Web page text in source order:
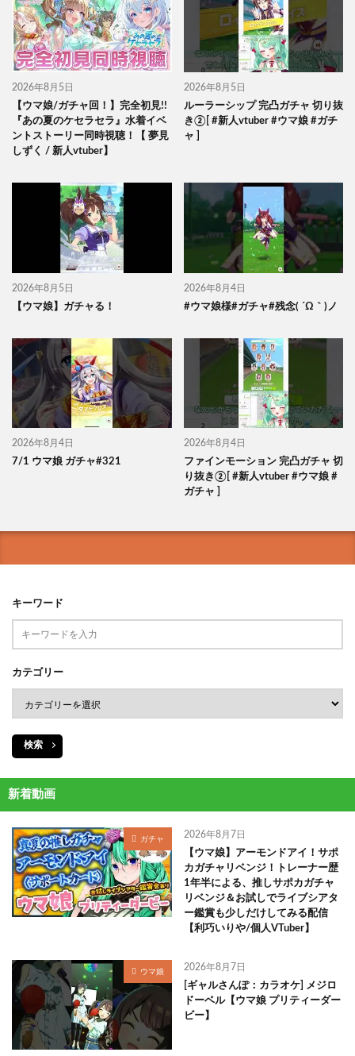
2026年8月5日
【ウマ娘/ガチャ回！】完全初見!!
『あの夏のケセラセラ』水着イベ
ントストーリー同時視聴！【 夢見
しずく / 新人vtuber】
2026年8月5日
ルーラーシップ 完凸ガチャ 切り抜
き②[ #新人vtuber #ウマ娘 #ガチ
ャ ]
2026年8月5日
【ウマ娘】ガチャる！
2026年8月4日
#ウマ娘様#ガチャ#残念( ´Ω｀)ノ
2026年8月4日
7/1 ウマ娘 ガチャ#321
2026年8月4日
ファインモーション 完凸ガチャ 切
り抜き②[ #新人vtuber #ウマ娘 #
ガチャ ]
キーワード
カテゴリー
検索
新着動画
ガチャ 2026年8月7日
【ウマ娘】アーモンドアイ！サポ
カガチャリベンジ！トレーナー歴
1年半による、推しサポカガチャ
リベンジ＆お試しでライブシアタ
ー鑑賞も少しだけしてみる配信
【利巧いりや/個人VTuber】
ウマ娘 2026年8月7日
[ギャルさんぽ：カラオケ] メジロ
ドーベル【ウマ娘 プリティーダー
ビー】